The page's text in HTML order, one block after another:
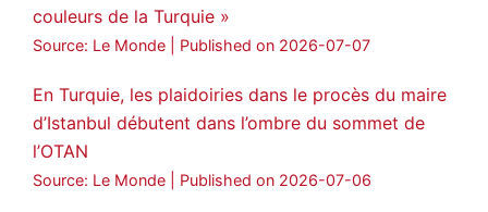
couleurs de la Turquie »
Source: Le Monde Published on 2026-07-07
En Turquie, les plaidoiries dans le procès du maire
d’Istanbul débutent dans l’ombre du sommet de
l’OTAN
Source: Le Monde Published on 2026-07-06